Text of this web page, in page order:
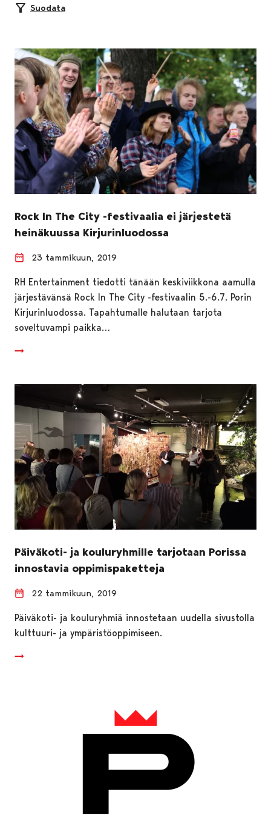
Suodata
Rock In The City -festivaalia ei järjestetä
heinäkuussa Kirjurinluodossa
23 tammikuun, 2019
RH Entertainment tiedotti tänään keskiviikkona aamulla
järjestävänsä Rock In The City -festivaalin 5.-6.7. Porin
Kirjurinluodossa. Tapahtumalle halutaan tarjota
soveltuvampi paikka…
Päiväkoti- ja kouluryhmille tarjotaan Porissa
innostavia oppimispaketteja
22 tammikuun, 2019
Päiväkoti- ja kouluryhmiä innostetaan uudella sivustolla
kulttuuri- ja ympäristöoppimiseen.